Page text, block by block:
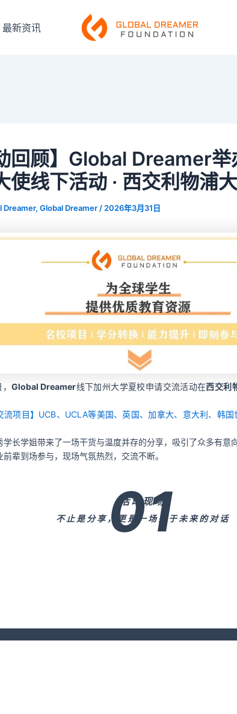
最新资讯
回顾】Global Dreamer
使线下活动 · 西交利物浦
Dreamer, Global Dreamer / 2026年3月31日
Global Dreamer线下加州大学夏校申请交流活动在西交利
流项目】UCB、UCLA等美国、英国、加拿大、意大利、韩
学长学姐带来了一场干货与温度并存的分享，吸引了众多有意
前辈到场参与，现场气氛热烈，交流不断。
活动现场
不止是分享， 更是一场关于未来的对话
01